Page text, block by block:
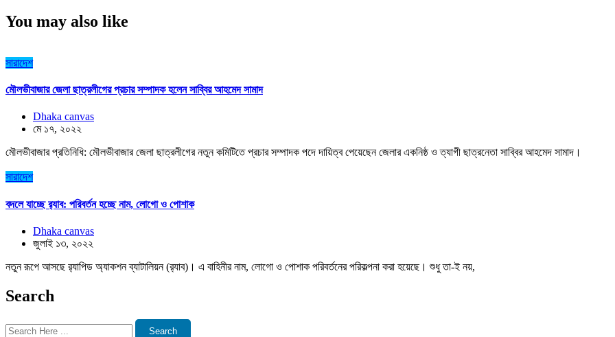
You may also like
সারাদেশ
মৌলভীবাজার জেলা ছাত্রলীগের প্রচার সম্পাদক হলেন সাব্বির আহমেদ সামাদ
Dhaka canvas
মে ১৭, ২০২২
মৌলভীবাজার প্রতিনিধি: মৌলভীবাজার জেলা ছাত্রলীগের নতুন কমিটিতে প্রচার সম্পাদক পদে দায়িত্ব পেয়েছেন জেলার একনিষ্ঠ ও ত্যাগী ছাত্রনেতা সাব্বির আহমেদ সামাদ।
সারাদেশ
বদলে যাচ্ছে র‌্যাব: পরিবর্তন হচ্ছে নাম, লোগো ও পোশাক
Dhaka canvas
জুলাই ১৩, ২০২২
নতুন রূপে আসছে র‌্যাপিড অ্যাকশন ব্যাটালিয়ন (র‌্যাব)। এ বাহিনীর নাম, লোগো ও পোশাক পরিবর্তনের পরিকল্পনা করা হয়েছে। শুধু তা-ই নয়,
Search
Search